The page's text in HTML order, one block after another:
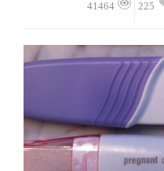
بارداری و کودک اوما
41464 225